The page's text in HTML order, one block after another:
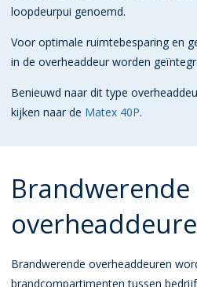
loopdeurpui genoemd.
Voor optimale ruimtebesparing en
in de overheaddeur worden
Benieuwd naar dit type
kijken naar de Matex 40P.
Brandwerende
Brandwerende overheaddeuren
brandcompartimenten tussen